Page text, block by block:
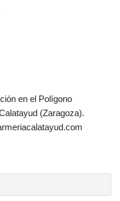
en el Polígono
(Zaragoza).